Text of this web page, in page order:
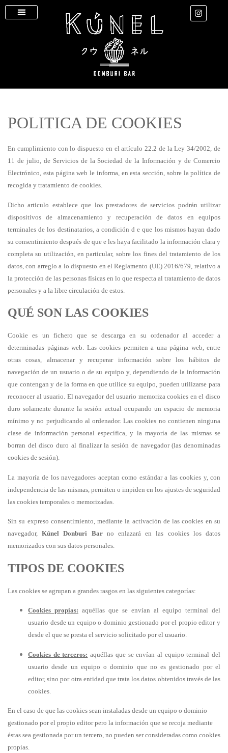
POLITICA DE COOKIES
En cumplimiento con lo dispuesto en el artículo 22.2 de la Ley 34/2002, de
11 de julio, de Servicios de la Sociedad de la Información y de Comercio
Electrónico, esta página web le informa, en esta sección, sobre la política de
recogida y tratamiento de cookies.
Dicho articulo establece que los prestadores de servicios podrán utilizar
dispositivos de almacenamiento y recuperación de datos en equipos
terminales de los destinatarios, a condición d e que los mismos hayan dado
su consentimiento después de que e les haya facilitado la información clara y
completa su utilización, en particular, sobre los fines del tratamiento de los
datos, con arreglo a lo dispuesto en el Reglamento (UE) 2016/679, relativo a
la protección de las personas físicas en lo que respecta al tratamiento de datos
personales y a la libre circulación de estos.
QUÉ SON LAS COOKIES
Cookie es un fichero que se descarga en su ordenador al acceder a
determinadas páginas web. Las cookies permiten a una página web, entre
otras cosas, almacenar y recuperar información sobre los hábitos de
navegación de un usuario o de su equipo y, dependiendo de la información
que contengan y de la forma en que utilice su equipo, pueden utilizarse para
reconocer al usuario. El navegador del usuario memoriza cookies en el disco
duro solamente durante la sesión actual ocupando un espacio de memoria
mínimo y no perjudicando al ordenador. Las cookies no contienen ninguna
clase de información personal específica, y la mayoría de las mismas se
borran del disco duro al finalizar la sesión de navegador (las denominadas
cookies de sesión).
La mayoría de los navegadores aceptan como estándar a las cookies y, con
independencia de las mismas, permiten o impiden en los ajustes de seguridad
las cookies temporales o memorizadas.
Sin su expreso consentimiento, mediante la activación de las cookies en su
navegador,Kúnel Donburi Bar no enlazará en las cookies los datos
memorizados con sus datos personales.
TIPOS DE COOKIES
Las cookies se agrupan a grandes rasgos en las siguientes categorías:
Cookies propias: aquéllas que se envían al equipo terminal del
usuario desde un equipo o dominio gestionado por el propio editor y
desde el que se presta el servicio solicitado por el usuario.
Cookies de terceros: aquéllas que se envían al equipo terminal del
usuario desde un equipo o dominio que no es gestionado por el
editor, sino por otra entidad que trata los datos obtenidos través de las
cookies.
En el caso de que las cookies sean instaladas desde un equipo o dominio
gestionado por el propio editor pero la información que se recoja mediante
éstas sea gestionada por un tercero, no pueden ser consideradas como cookies
propias.